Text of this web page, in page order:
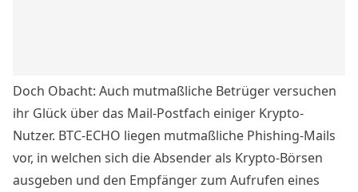
Doch Obacht: Auch mutmaßliche Betrüger versuchen
ihr Glück über das Mail-Postfach einiger Krypto-
Nutzer. BTC-ECHO liegen mutmaßliche Phishing-Mails
vor, in welchen sich die Absender als Krypto-Börsen
ausgeben und den Empfänger zum Aufrufen eines